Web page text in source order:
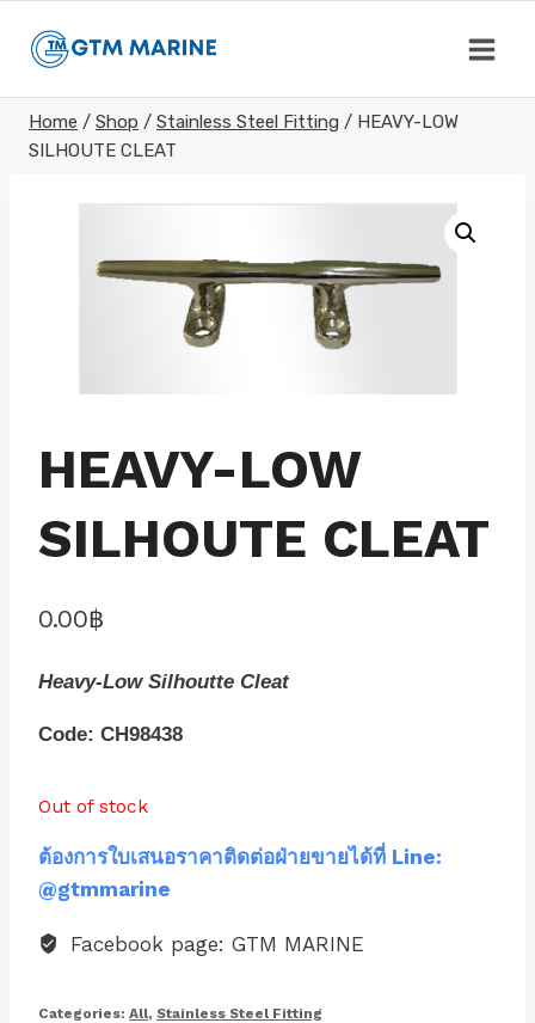
Home / Shop / Stainless Steel Fitting / HEAVY-LOW
SILHOUTE CLEAT
HEAVY-LOW
SILHOUTE CLEAT
0.00฿
Heavy-Low Silhoutte Cleat
Code: CH98438
Out of stock
ต้องการใบเสนอราคาติดต่อฝ่ายขายได้ที่ Line:
@gtmmarine
Facebook page: GTM MARINE
Categories: All, Stainless Steel Fitting